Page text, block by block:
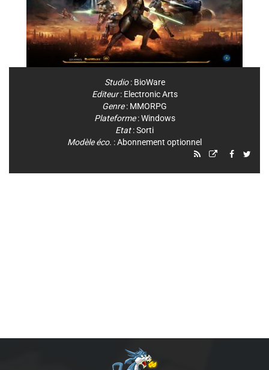
Studio: BioWare
Editeur: Electronic Arts
Genre: MMORPG
Plateforme:Windows
Etat: Sorti
Modèle éco. : Abonnement optionnel